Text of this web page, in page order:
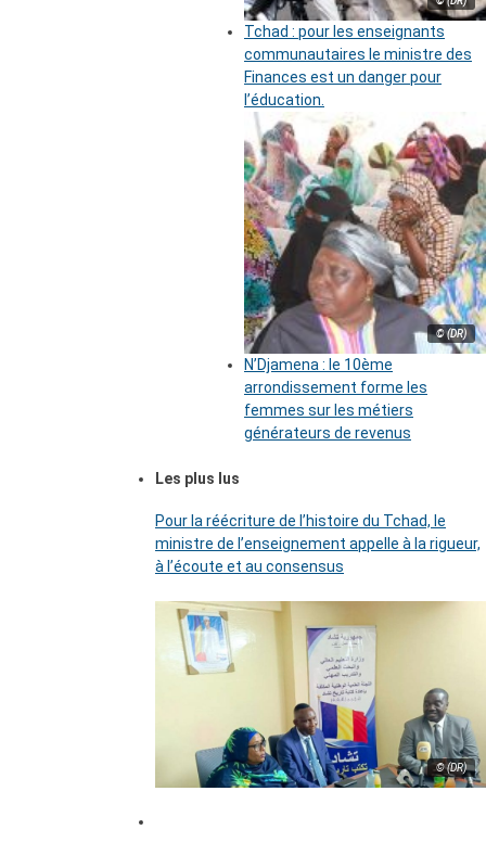
Tchad : pour les enseignants
communautaires le ministre des
Finances est un danger pour
l’éducation.
© (DR)
N’Djamena : le 10ème
arrondissement forme les
femmes sur les métiers
générateurs de revenus
Les plus lus
Pour la réécriture de l’histoire du Tchad, le
ministre de l’enseignement appelle à la rigueur,
à l’écoute et au consensus
© (DR)